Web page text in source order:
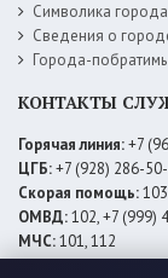
Символика города
Сведения о
Города-
КОНТАКТЫ
Горячая линия:+7
ЦГБ:+7 (928) 286-
Скорая помощь:103
ОМВД:102, +7 (999)
МЧС:101, 112
ЕДДС:+7 (928) 576-